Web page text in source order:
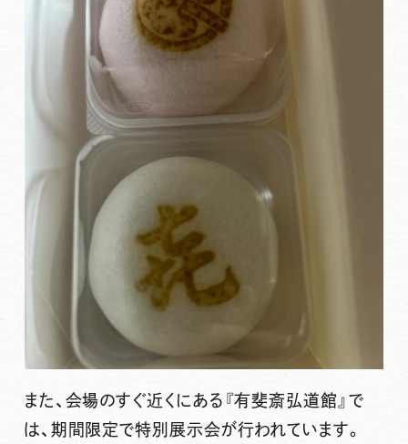
また、会場のすぐ近くにある『有斐斎弘道館』で
は、期間限定で特別展示会が行われています。